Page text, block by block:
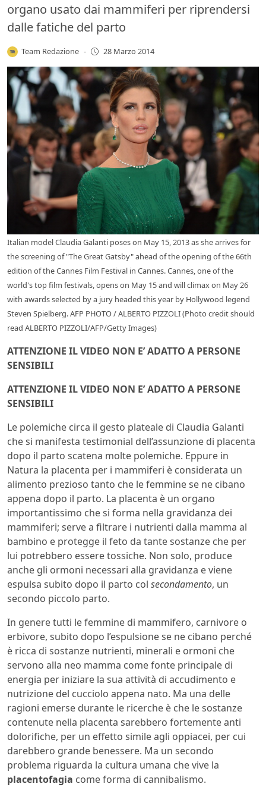
organo usato dai mammiferi per riprendersi
dalle fatiche del parto
Team Redazione - 28 Marzo 2014
Italian model Claudia Galanti poses on May 15, 2013 as she arrives for
the screening of "The Great Gatsby" ahead of the opening of the 66th
edition of the Cannes Film Festival in Cannes. Cannes, one of the
world's top film festivals, opens on May 15 and will climax on May 26
with awards selected by a jury headed this year by Hollywood legend
Steven Spielberg. AFP PHOTO / ALBERTO PIZZOLI (Photo credit should
read ALBERTO PIZZOLI/AFP/Getty Images)
ATTENZIONE IL VIDEO NON E’ ADATTO A PERSONE
SENSIBILI
ATTENZIONE IL VIDEO NON E’ ADATTO A PERSONE
SENSIBILI
Le polemiche circa il gesto plateale di Claudia Galanti
che si manifesta testimonial dell’assunzione di placenta
dopo il parto scatena molte polemiche. Eppure in
Natura la placenta per i mammiferi è considerata un
alimento prezioso tanto che le femmine se ne cibano
appena dopo il parto. La placenta è un organo
importantissimo che si forma nella gravidanza dei
mammiferi; serve a filtrare i nutrienti dalla mamma al
bambino e protegge il feto da tante sostanze che per
lui potrebbero essere tossiche. Non solo, produce
anche gli ormoni necessari alla gravidanza e viene
espulsa subito dopo il parto col secondamento, un
secondo piccolo parto.
In genere tutti le femmine di mammifero, carnivore o
erbivore, subito dopo l’espulsione se ne cibano perché
è ricca di sostanze nutrienti, minerali e ormoni che
servono alla neo mamma come fonte principale di
energia per iniziare la sua attività di accudimento e
nutrizione del cucciolo appena nato. Ma una delle
ragioni emerse durante le ricerche è che le sostanze
contenute nella placenta sarebbero fortemente anti
dolorifiche, per un effetto simile agli oppiacei, per cui
darebbero grande benessere. Ma un secondo
problema riguarda la cultura umana che vive la
placentofagia come forma di cannibalismo.